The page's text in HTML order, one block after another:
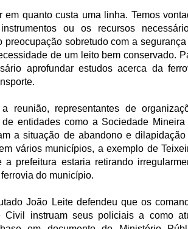
em quanto custa uma linha. Temos
ou os recursos
preocupação sobretudo com a
de um leito bem conservado.
aprofundar estudos acerca da
reunião, representantes de
entidades como a Sociedade Mineira
a situação de abandono e dilapidação
vários municípios, a exemplo de
a prefeitura estaria retirando
do município.
João Leite defendeu que os
instruam seus policiais a como